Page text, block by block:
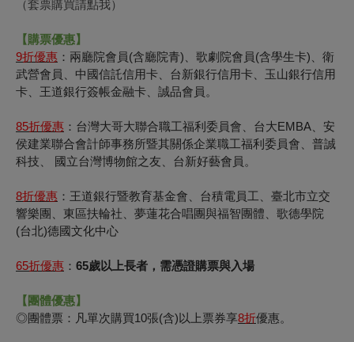
（套票購買請點我）
【購票優惠】
9折優惠 ：兩廳院會員(含廳院青)、歌劇院會員(含學生卡)、衛
武營會員、中國信託信用卡、台新銀行信用卡、玉山銀行信用
卡、王道銀行簽帳金融卡、誠品會員。
85折優惠 ：台灣大哥大聯合職工福利委員會、台大EMBA、安
侯建業聯合會計師事務所暨其關係企業職工福利委員會、普誠
科技、 國立台灣博物館之友、台新好藝會員。
8折優惠 ：王道銀行暨教育基金會、台積電員工、臺北市立交
響樂團、東區扶輪社、夢蓮花合唱團與福智團體、歌德學院
(台北)德國文化中心
65折優惠 ： 65歲以上長者，需憑證購票與入場
【團體優惠】
◎團體票：凡單次購買10張(含)以上票券享8折優惠。